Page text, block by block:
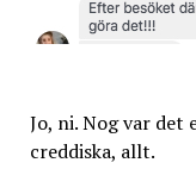
Jo, ni. Nog var det
creddiska, allt.